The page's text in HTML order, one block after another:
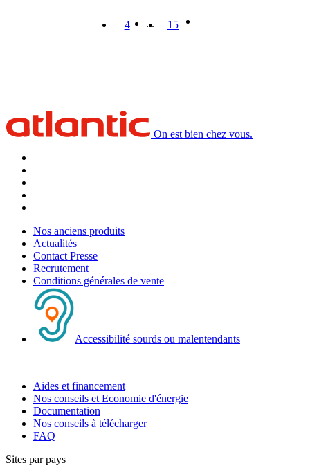
4 ... 15
On est bien chez vous.
Nos anciens produits
Actualités
Contact Presse
Recrutement
Conditions générales de vente
Accessibilité sourds ou malentendants
Aides et financement
Nos conseils et Economie d'énergie
Documentation
Nos conseils à télécharger
FAQ
Sites par pays